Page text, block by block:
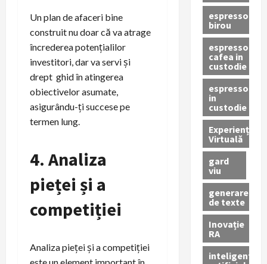
Un plan de afaceri bine
construit nu doar că va atrage
încrederea potențialilor
investitori, dar va servi și
drept ghid în atingerea
obiectivelor asumate,
asigurându-ți succese pe
termen lung.
4. Analiza
pieței și a
competiției
Analiza pieței și a competiției
espressor
birou
espressor
cafea in
custodie
espressor
in
custodie
Experiență
Virtuală
gard
viu
generare
de texte
Inovație
RA
inteligenta